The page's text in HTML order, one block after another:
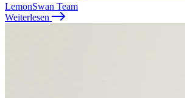
LemonSwan Team
Weiterlesen